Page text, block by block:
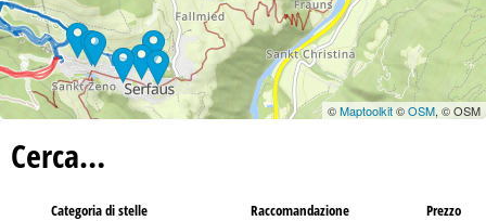
©Maptoolkit©OSM, © OSM
Cerca…
Categoria di stelle Raccomandazione Prezzo